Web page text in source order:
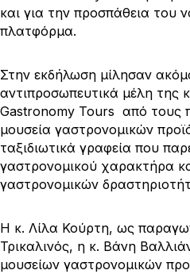
και για την προσπάθεια του
πλατφόρμα.
Στην εκδήλωση μίλησαν
αντιπροσωπευτικά μέλη της
Gastronomy Tours από τους
μουσεία γαστρονομικών
ταξιδιωτικά γραφεία που
γαστρονομικού χαρακτήρα
γαστρονομικών
H κ. Λίλα Κούρτη, ως
Τρικαλινός, η κ. Βάνη
μουσείων γαστρονομικών